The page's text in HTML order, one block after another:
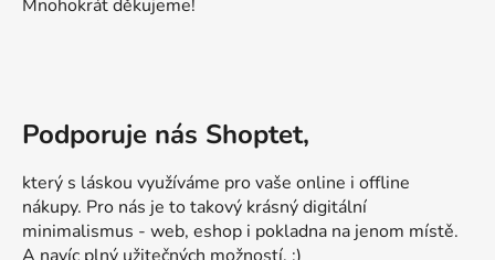
Mnohokrát děkujeme!
Podporuje nás Shoptet,
který s láskou využíváme pro vaše online i offline
nákupy. Pro nás je to takový krásný digitální
minimalismus - web, eshop i pokladna na jenom místě.